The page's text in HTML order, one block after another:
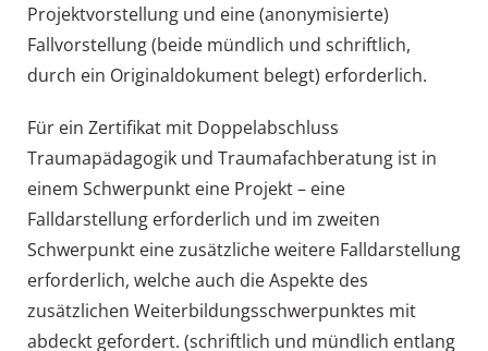
Projektvorstellung und eine (anonymisierte)
Fallvorstellung (beide mündlich und schriftlich,
durch ein Originaldokument belegt) erforderlich.
Für ein Zertifikat mit Doppelabschluss
Traumapädagogik und Traumafachberatung ist in
einem Schwerpunkt eine Projekt – eine
Falldarstellung erforderlich und im zweiten
Schwerpunkt eine zusätzliche weitere Falldarstellung
erforderlich, welche auch die Aspekte des
zusätzlichen Weiterbildungsschwerpunktes mit
abdeckt gefordert. (schriftlich und mündlich entlang